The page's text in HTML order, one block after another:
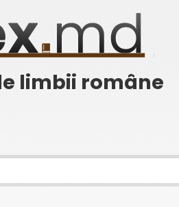
limbii române